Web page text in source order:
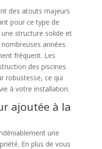
des atouts majeurs
pour ce type de
structure solide et
années
fréquent. Les
des piscines
robustesse, ce qui
à votre installation.
ajoutée à la
une
En plus de vous